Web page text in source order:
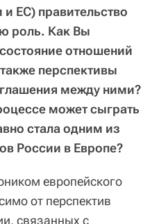
ЕС) правительство
роль. Как Вы
отношений
перспективы
между ними?
может сыграть
стала одним из
России в Европе?
европейского
от перспектив
связанных с